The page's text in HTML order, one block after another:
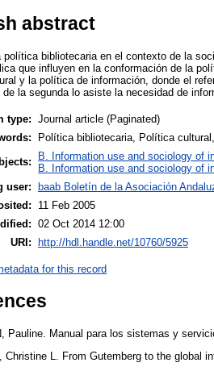
abstract
política bibliotecaria en el contexto de la
que influyen en la conformación de la
y la política de información, donde el
de la segunda lo asiste la necesidad de
type:
Journal article (Paginated)
Política bibliotecaria, Política
B. Information use and sociology of
B. Information use and sociology of
user:
baab Boletín de la Asociación
11 Feb 2005
02 Oct 2014 12:00
URI:
http://hdl.handle.net/10760/5925
for this record
Pauline. Manual para los sistemas y
Christine L. From Gutemberg to the global